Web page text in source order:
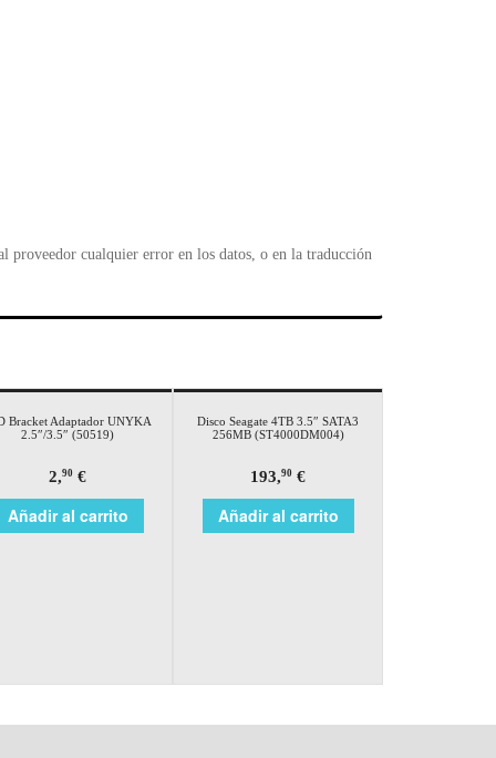
proveedor cualquier error en los datos, o en la traducción
Bracket Adaptador UNYKA
2.5″/3.5″ (50519)
2,90 €
Añadir al carrito
Disco Seagate 4TB 3.5″ SATA3
256MB (ST4000DM004)
193,90 €
Añadir al carrito